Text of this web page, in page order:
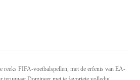
reeks FIFA-voetbalspellen, met de erfenis van EA-